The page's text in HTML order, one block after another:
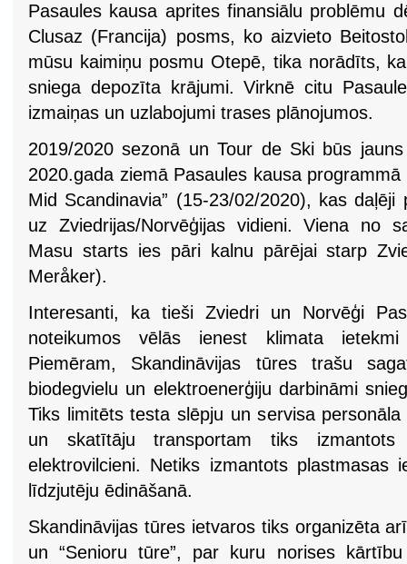
Pasaules kausa aprites finansiālu problēmu
Clusaz (Francija) posms, ko aizvieto
mūsu kaimiņu posmu Otepē, tika norādīts,
sniega depozīta krājumi. Virknē citu
izmaiņas un uzlabojumi trases plānojumos.
2019/2020 sezonā un Tour de Ski būs
2020.gada ziemā Pasaules kausa
Mid Scandinavia” (15-23/02/2020), kas daļēji
uz Zviedrijas/Norvēģijas vidieni. Viena no
Masu starts ies pāri kalnu pārējai starp
Meråker).
Interesanti, ka tieši Zviedri un Norvēģi
noteikumos vēlās ienest klimata ietekmi
Piemēram, Skandināvijas tūres trašu
biodegvielu un elektroenerģiju darbināmi
Tiks limitēts testa slēpju un servisa
un skatītāju transportam tiks izmantots
elektrovilcieni. Netiks izmantots plastmasas
līdzjutēju ēdināšanā.
Skandināvijas tūres ietvaros tiks organizēta
un “Senioru tūre”, par kuru norises